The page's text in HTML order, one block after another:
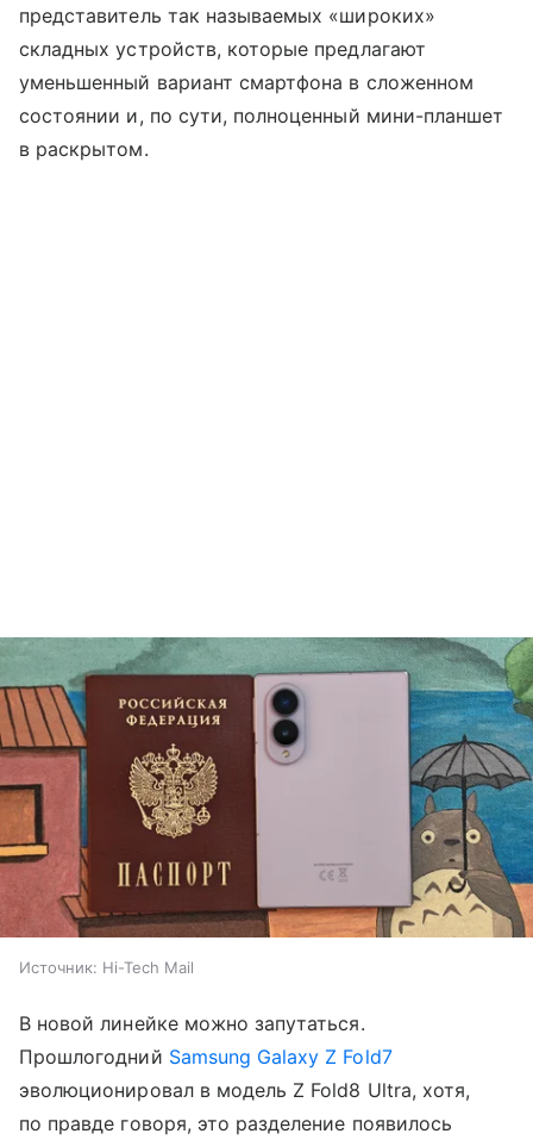
представитель так называемых «широких»
складных устройств, которые предлагают
уменьшенный вариант смартфона в сложенном
состоянии и, по сути, полноценный мини-планшет
в раскрытом.
Источник: Hi-Tech Mail
В новой линейке можно запутаться.
Прошлогодний Samsung Galaxy Z Fold7
эволюционировал в модель Z Fold8 Ultra, хотя,
по правде говоря, это разделение появилось